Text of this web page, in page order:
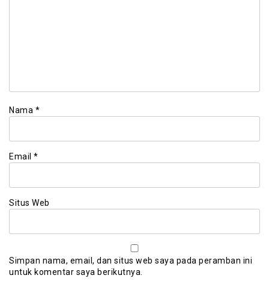
Nama *
Email *
Situs Web
Simpan nama, email, dan situs web saya pada peramban ini
untuk komentar saya berikutnya.